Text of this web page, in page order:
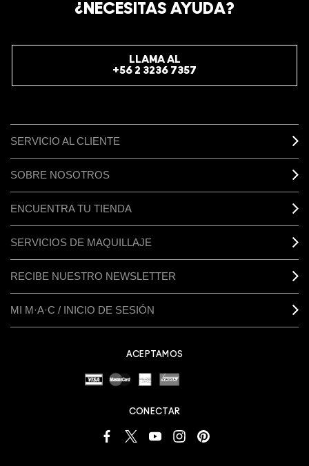
¿NECESITAS AYUDA?
LLAMA AL
+56 2 3236 7357
SERVICIO AL CLIENTE
SOBRE NOSOTROS
ENCUENTRA TU TIENDA
SERVICIOS DE MAQUILLAJE
RECIBE NUESTRO NEWSLETTER
MI M·A·C / INICIO DE SESIÓN
ACEPTAMOS
CONECTAR